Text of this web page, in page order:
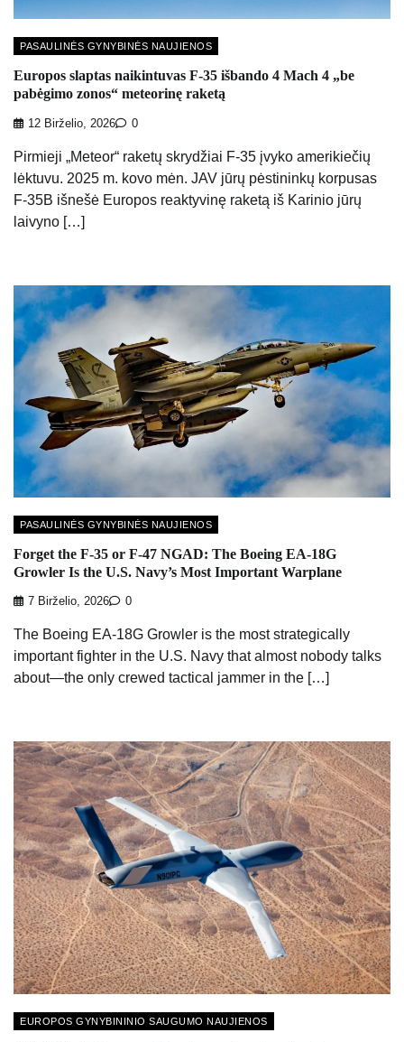
PASAULINĖS GYNYBINĖS NAUJIENOS
Europos slaptas naikintuvas F-35 išbando 4 Mach 4 „be
pabėgimo zonos“ meteorinę raketą
12 Birželio, 2026 0
Pirmieji „Meteor“ raketų skrydžiai F-35 įvyko amerikiečių
lėktuvu. 2025 m. kovo mėn. JAV jūrų pėstininkų korpusas
F-35B išnešė Europos reaktyvinę raketą iš Karinio jūrų
laivyno […]
PASAULINĖS GYNYBINĖS NAUJIENOS
Forget the F-35 or F-47 NGAD: The Boeing EA-18G
Growler Is the U.S. Navy’s Most Important Warplane
7 Birželio, 2026 0
The Boeing EA-18G Growler is the most strategically
important fighter in the U.S. Navy that almost nobody talks
about—the only crewed tactical jammer in the […]
EUROPOS GYNYBININIO SAUGUMO NAUJIENOS